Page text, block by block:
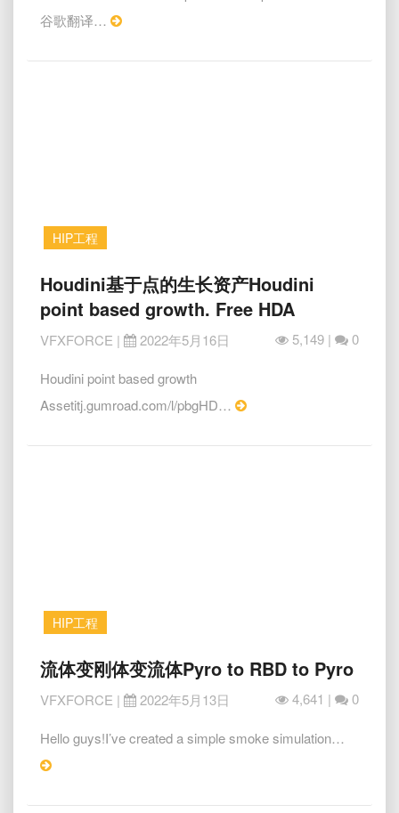
[Houdini,
C4D,
谷歌翻译…
Read
HIP工程
Houdini
于
点
生
长
资
Houdini基于点的生长资产Houdini
point based growth. Free HDA
VFXFORCE | 2022年5月16日 5,149 | 0
Houdini point based growth
Assetitj.gumroad.com/l/pbgHD…
Read
HIP工程
流
体
变
体
变
体
流体变刚体变流体Pyro to RBD to Pyro
VFXFORCE | 2022年5月13日 4,641 | 0
Hello guys!I’ve created a simple smoke simulation…
Read